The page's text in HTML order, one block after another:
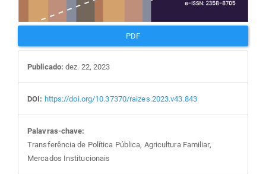
PDF
Publicado: dez. 22, 2023
DOI: https://doi.org/10.37370/raizes.2023.v43.843
Palavras-chave:
Transferência de Política Pública, Agricultura Familiar,
Mercados Institucionais